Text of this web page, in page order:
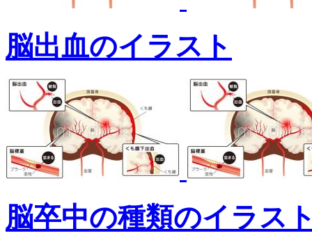
脳出血のイラスト
脳卒中の種類のイラス